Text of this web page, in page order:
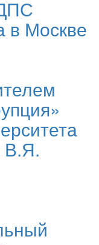
в Москве
В.Я.